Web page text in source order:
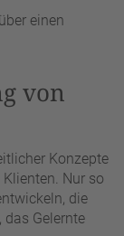
einen
von
Konzepte
Nur so
die
Gelernte